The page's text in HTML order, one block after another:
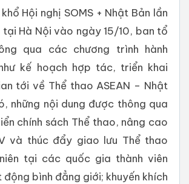
Hội nghị SOMS + Nhật Bản lần
tại Hà Nội vào ngày 15/10, ban tổ
qua các chương trình hành
kế hoạch hợp tác, triển khai
tới về Thể thao ASEAN – Nhật
những nội dung được thông qua
chính sách Thể thao, nâng cao
và thúc đẩy giao lưu Thể thao
tại các quốc gia thành viên
động bình đẳng giới; khuyến khích